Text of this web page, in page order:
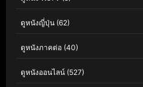
ดูหนังญี่ปุ่น (62)
ดูหนังภาคต่อ (40)
ดูหนังออนไลน์ (527)